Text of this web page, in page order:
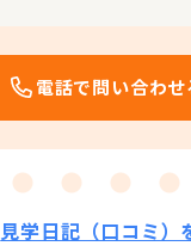
電話で問い合わせ
見学日記（口コミ）